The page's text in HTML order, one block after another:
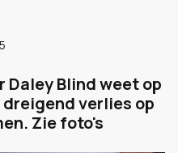
Daley Blind weet op
verlies op
Zie foto's